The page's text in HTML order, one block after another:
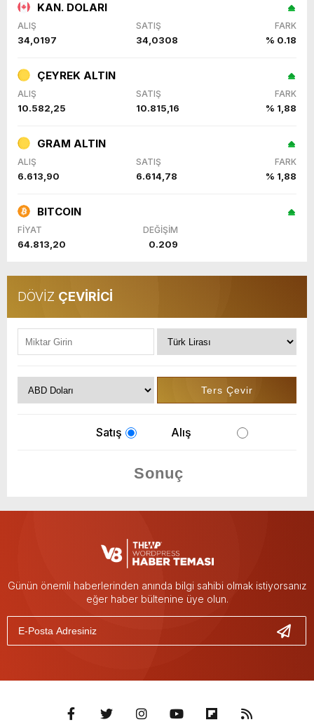
KAN. DOLARI
ALIŞ SATIŞ FARK
34,0197 34,0308 % 0.18
ÇEYREK ALTIN
ALIŞ SATIŞ FARK
10.582,25 10.815,16 % 1,88
GRAM ALTIN
ALIŞ SATIŞ FARK
6.613,90 6.614,78 % 1,88
BITCOIN
FİYAT DEĞİŞİM
64.813,20 0.209
DÖVİZ ÇEVİRİCİ
Satış Alış
Günün önemli haberlerinden anında bilgi sahibi olmak istiyorsanız
eğer haber bültenine üye olun.